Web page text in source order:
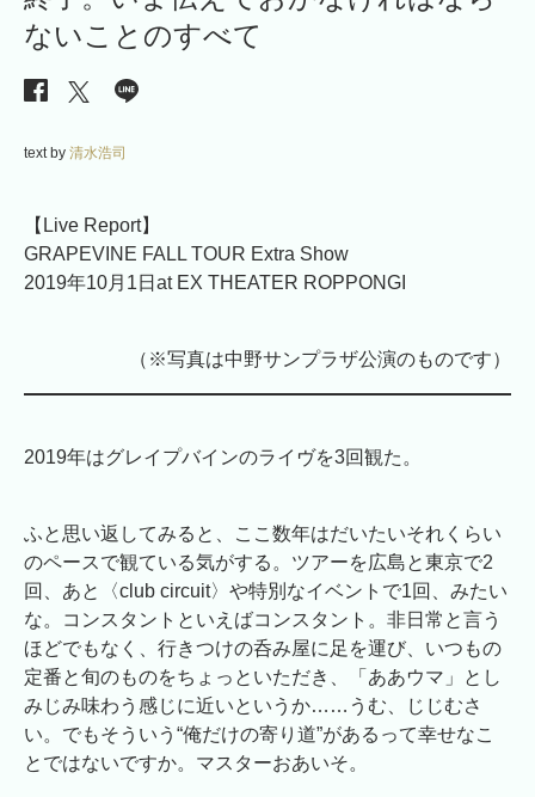
ないことのすべて
text by 清水浩司
【Live Report】
GRAPEVINE FALL TOUR Extra Show
2019年10月1日at EX THEATER ROPPONGI
（※写真は中野サンプラザ公演のものです）
2019年はグレイプバインのライヴを3回観た。
ふと思い返してみると、ここ数年はだいたいそれくらい
のペースで観ている気がする。ツアーを広島と東京で2
回、あと〈club circuit〉や特別なイベントで1回、みたい
な。コンスタントといえばコンスタント。非日常と言う
ほどでもなく、行きつけの呑み屋に足を運び、いつもの
定番と旬のものをちょっといただき、「ああウマ」とし
みじみ味わう感じに近いというか……うむ、じじむさ
い。でもそういう“俺だけの寄り道”があるって幸せなこ
とではないですか。マスターおあいそ。